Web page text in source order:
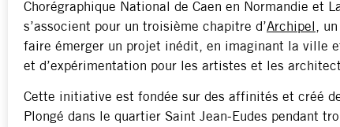
Chorégraphique National de Caen en Normandie et
s’associent pour un troisième chapitre d’Archipel ,
faire émerger un projet inédit, en imaginant la ville
et d’expérimentation pour les artistes et les
Cette initiative est fondée sur des affinités et créé
Plongé dans le quartier Saint Jean-Eudes pendant